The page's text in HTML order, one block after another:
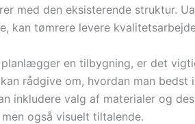
med den eksisterende struktur.
kan tømrere levere
planlægger en tilbygning, er det
rådgive om, hvordan man
inkludere valg af materialer og
også visuelt tiltalende.